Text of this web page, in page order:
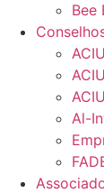
Bee
Al-